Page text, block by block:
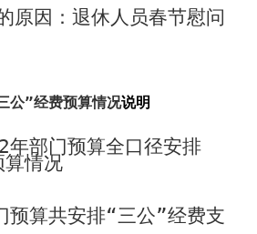
原因：退休人员春节慰问
公”经费预算情况说明
年部门预算全口径安排
情况
预算共安排“三公”经费支